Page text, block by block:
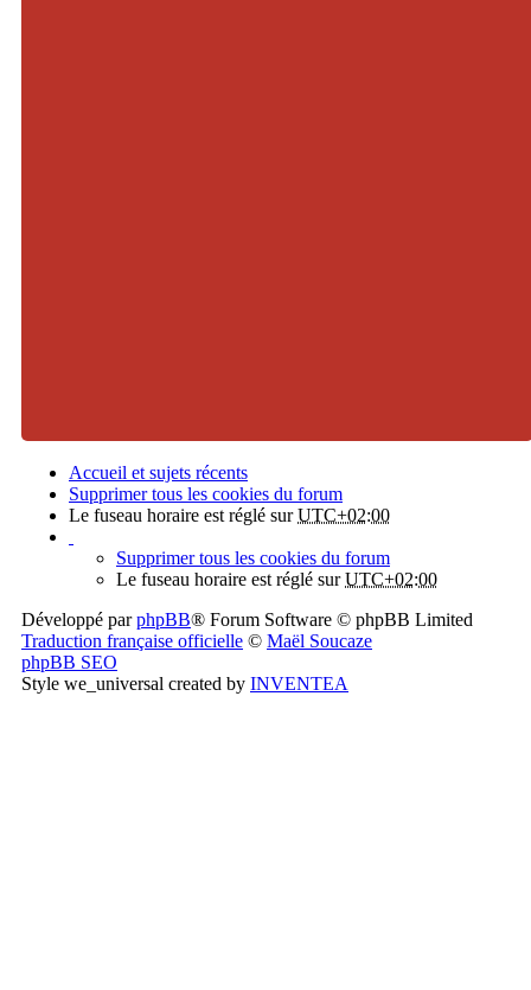
Accueil et sujets récents
Supprimer tous les cookies du forum
Le fuseau horaire est réglé surUTC+02:00
Supprimer tous les cookies du forum
Le fuseau horaire est réglé surUTC+02:00
Développé parphpBB® Forum Software © phpBB Limited
Traduction française officielle © Maël Soucaze
phpBB SEO
Style we_universal created by INVENTEA